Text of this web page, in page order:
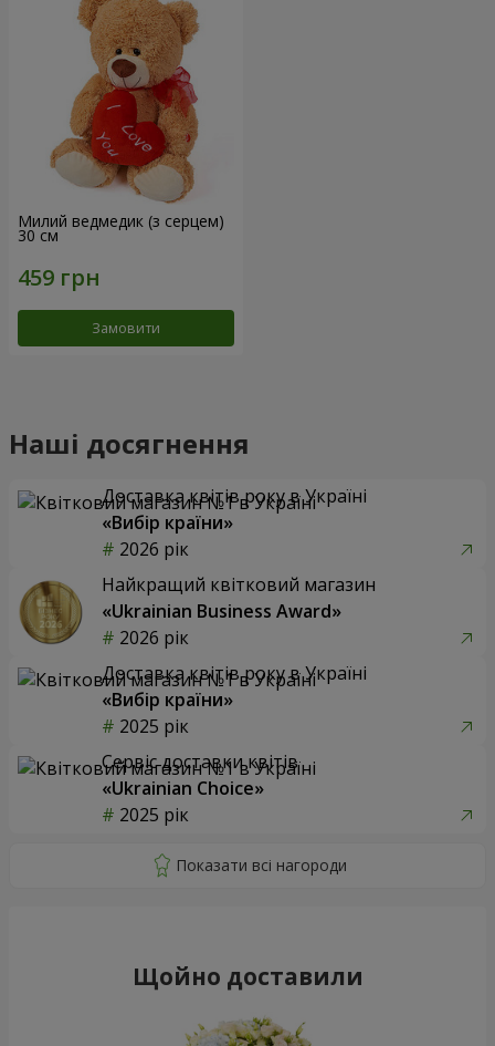
Милий ведмедик (з серцем)
30 см
Замовити
Наші досягнення
Доставка квітів року в Україні
«Вибір країни»
2026 рік
Найкращий квітковий магазин
«Ukrainian Business Award»
2026 рік
Доставка квітів року в Україні
«Вибір країни»
2025 рік
Сервіс доставки квітів
«Ukrainian Choice»
2025 рік
Щойно доставили